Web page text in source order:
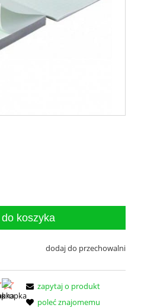
do koszyka
dodaj do przechowalni
zapytaj o produkt
poleć znajomemu